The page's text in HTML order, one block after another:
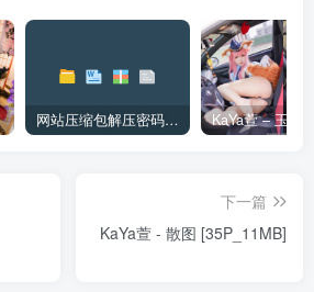
网站压缩包解压密码和解压问题
下一篇
KaYa萱 - 散图 [35P_11MB]